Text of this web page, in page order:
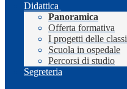
Didattica
Panoramica
Offerta formativa
I progetti delle classi
Scuola in ospedale
Percorsi di studio
Segreteria